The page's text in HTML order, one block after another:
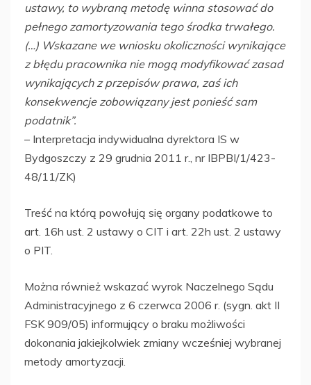
ustawy, to wybraną metodę winna stosować do
pełnego zamortyzowania tego środka trwałego.
(…) Wskazane we wniosku okoliczności wynikające
z błędu pracownika nie mogą modyfikować zasad
wynikających z przepisów prawa, zaś ich
konsekwencje zobowiązany jest ponieść sam
podatnik”.
– Interpretacja indywidualna dyrektora IS w
Bydgoszczy z 29 grudnia 2011 r., nr IBPBI/1/423-
48/11/ZK)
Treść na którą powołują się organy podatkowe to
art. 16h ust. 2 ustawy o CIT i art. 22h ust. 2 ustawy
o PIT.
Można również wskazać wyrok Naczelnego Sądu
Administracyjnego z 6 czerwca 2006 r. (sygn. akt II
FSK 909/05) informujący o braku możliwości
dokonania jakiejkolwiek zmiany wcześniej wybranej
metody amortyzacji.